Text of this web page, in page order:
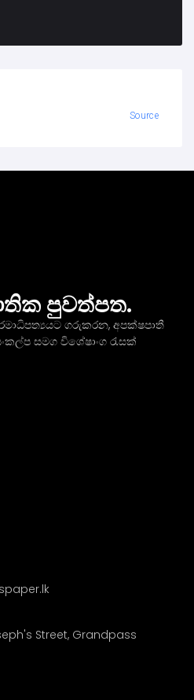
Source
පුවත්පත.
ගරුකරන, අපක්ෂපාතී
සමග විශේෂාංග රැසක්
Street, Grandpass